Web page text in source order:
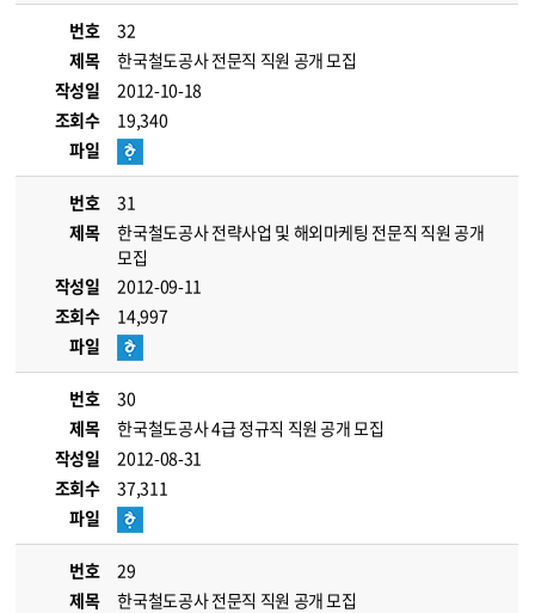
번호
32
제목
한국철도공사 전문직 직원 공개 모집
작성일
2012-10-18
조회수
19,340
파일
번호
31
제목
한국철도공사 전략사업 및 해외마케팅 전문직 직원 공개
모집
작성일
2012-09-11
조회수
14,997
파일
번호
30
제목
한국철도공사 4급 정규직 직원 공개 모집
작성일
2012-08-31
조회수
37,311
파일
번호
29
제목
한국철도공사 전문직 직원 공개 모집